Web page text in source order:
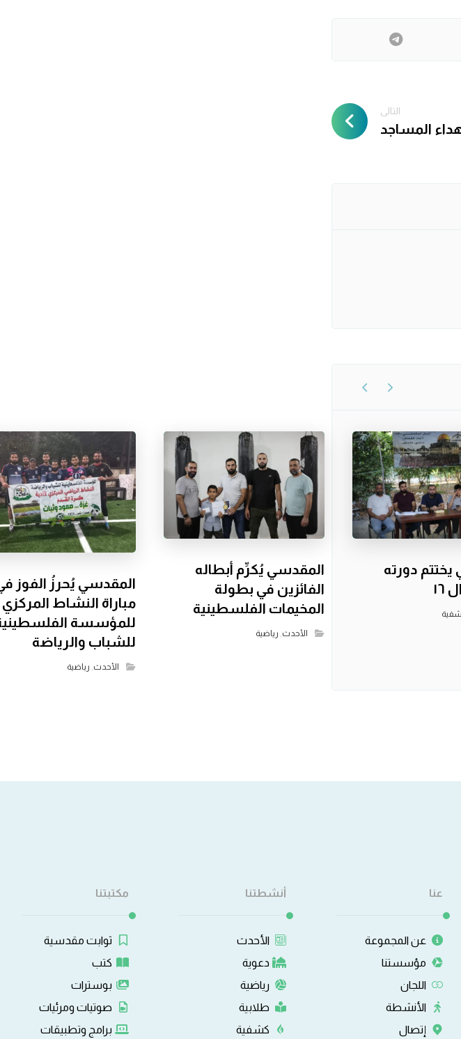
التالى
المساجد
دورته
المقدسي يُكرِّم أبطاله
الفائزين في بطولة
المخيمات الفلسطينية
الأحدث, رياضية
المقدسي يُحرزُ الفوز
مباراة النشاط المركزي
للمؤسسة
للشباب والرياضة
الأحدث رياضية
عنا
عن المجموعة
مؤسستنا
اللجان
الأنشطة
إتصال
أنشطتنا
الأحدث
دعوية
رياضية
طلابية
كشفية
مكتبتنا
ثوابت مقدسية
كتب
بوسترات
صوتيات ومرئيات
برامج وتطبيقات